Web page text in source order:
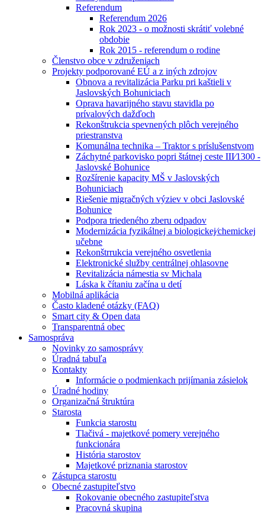
Referendum
Referendum 2026
Rok 2023 - o možnosti skrátiť volebné
obdobie
Rok 2015 - referendum o rodine
Členstvo obce v združeniach
Projekty podporované EÚ a z iných zdrojov
Obnova a revitalizácia Parku pri kaštieli v
Jaslovských Bohuniciach
Oprava havarijného stavu stavidla po
prívalových dažďoch
Rekonštrukcia spevnených plôch verejného
priestranstva
Komunálna technika – Traktor s príslušenstvom
Záchytné parkovisko popri štátnej ceste III⁄1300 -
Jaslovské Bohunice
Rozšírenie kapacity MŠ v Jaslovských
Bohuniciach
Riešenie migračných výziev v obci Jaslovské
Bohunice
Podpora triedeného zberu odpadov
Modernizácia fyzikálnej a biologickej⁄chemickej
učebne
Rekonštrrukcia verejného osvetlenia
Elektronické služby centrálnej ohlasovne
Revitalizácia námestia sv Michala
Láska k čítaniu začína u detí
Mobilná aplikácia
Často kladené otázky (FAQ)
Smart city & Open data
Transparentná obec
Samospráva
Novinky zo samosprávy
Úradná tabuľa
Kontakty
Informácie o podmienkach prijímania zásielok
Úradné hodiny
Organizačná štruktúra
Starosta
Funkcia starostu
Tlačivá - majetkové pomery verejného
funkcionára
História starostov
Majetkové priznania starostov
Zástupca starostu
Obecné zastupiteľstvo
Rokovanie obecného zastupiteľstva
Pracovná skupina